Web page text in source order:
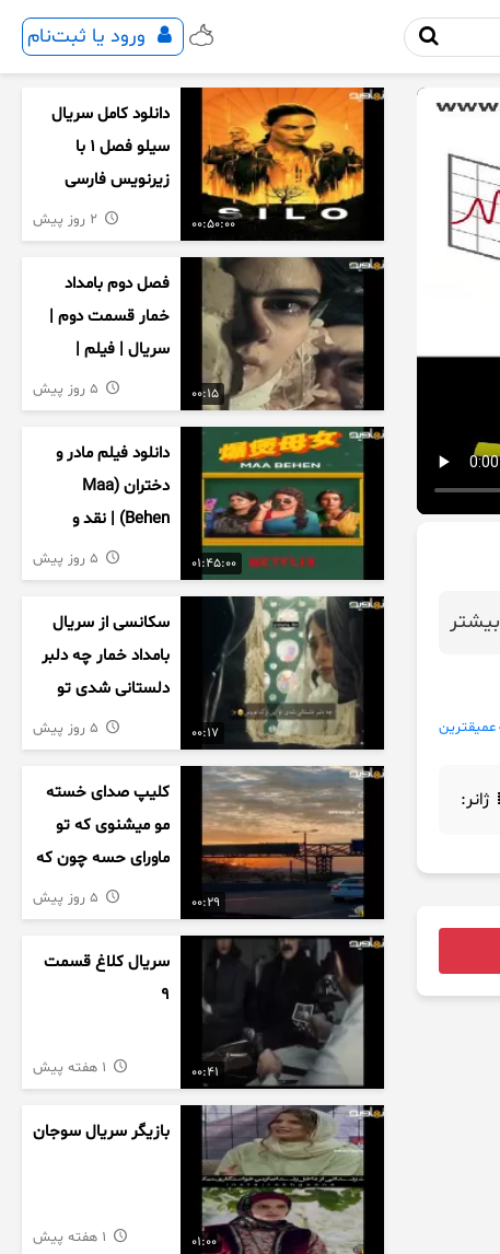
ورود یا ثبت‌نام
بیشتر
عمیقترین
ژانر:
00:50:00
دانلود کامل سریال
سیلو فصل ۱ با
زیرنویس فارسی
00:15
فصل دوم بامداد
خمار قسمت دوم |
سریال | فیلم |
نمایش خانگی |
محبوبه | سینمایی
01:45:00
دانلود فیلم مادر و
دختران (Maa
Behen) | نقد و
بررسی درام خانوادگی
هندی
00:17
سکانسی از سریال
بامداد خمار چه دلبر
دلستانی شدی تو
این بزک عروس..
00:29
کلیپ صدای خسته
مو میشنوی که تو
ماورای حسه چون که
داریم می رسیم به
اخرای قصه
00:41
سریال کلاغ قسمت
9
01:00
بازیگر سریال سوجان